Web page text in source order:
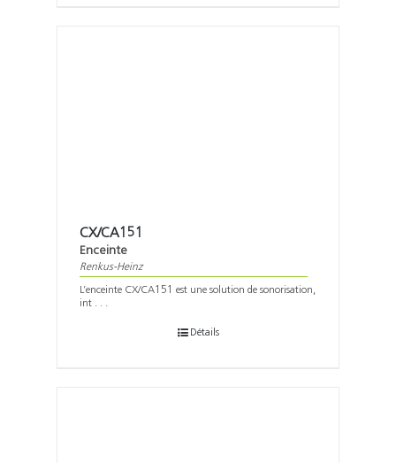
CX/CA151
Enceinte
Renkus-Heinz
L’enceinte CX/CA151 est une solution de sonorisation,
int . . .
Détails